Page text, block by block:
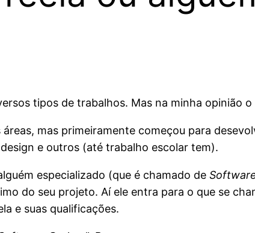
tipos de trabalhos. Mas na minha opinião
áreas, mas primeiramente começou para
e outros (até trabalho escolar tem).
especializado (que é chamado de
do seu projeto. Aí ele entra para o que se
e suas qualificações.